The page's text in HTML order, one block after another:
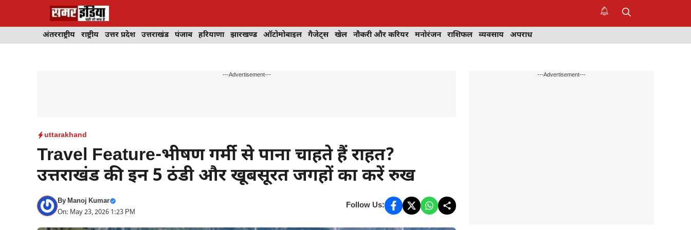
अंतरराष्ट्रीय राष्ट्रीय उत्तर प्रदेश उत्तराखंड पंजाब हरियाणा झारखण्ड ऑटोमोबाइल गैजेट्स खेल नौकरी और करियर मनोरंजन राशिफल व्यवसाय अपराध
---Advertisement---
uttarakhand
Travel Feature-भीषण गर्मी से पाना चाहते हैं राहत?
उत्तराखंड की इन 5 ठंडी और खूबसूरत जगहों का करें रुख
ByManoj Kumar
On: May 23, 2026 1:23 PM
Follow Us:
---Advertisement---